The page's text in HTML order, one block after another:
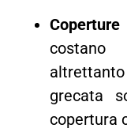
costano
grecata
copertura